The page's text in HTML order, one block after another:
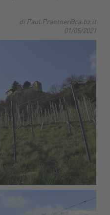
di Paul.Prantner@ca.bz.it
01/05/2021